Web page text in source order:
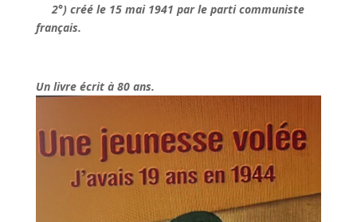
2°) créé le 15 mai 1941 par le parti communiste
français.
Un livre écrit à 80 ans.